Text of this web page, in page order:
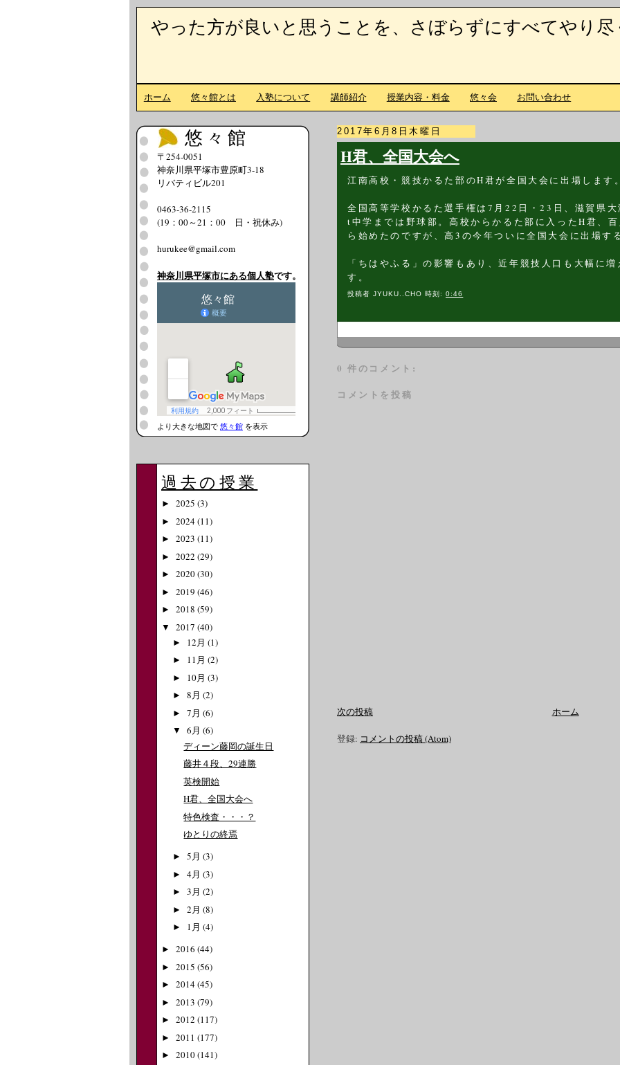
やった方が良いと思うことを、さぼらずにすべてやり尽
ホーム 悠々館とは 入塾について 講師紹介 授業内容・料金 悠々会 お問い合わせ
2017年6月8日木曜日
H君、全国大会へ
江南高校・競技かるた部のH君が全国大会に出場します
全国高等学校かるた選手権は7月22日・23日、滋賀県
t中学までは野球部。高校からかるた部に入ったH君、
ら始めたのですが、高3の今年ついに全国大会に出場す
「ちはやふる」の影響もあり、近年競技人口も大幅に
す。
投稿者JYUKU..CHO 時刻:0:46
0 件のコメント:
コメントを投稿
次の投稿 ホーム
登録: コメントの投稿 (Atom)
悠々館
〒254-0051
神奈川県平塚市豊原町3-18
リバティビル201
0463-36-2115
(19：00～21：00 日・祝休み)
hurukee@gmail.com
神奈川県平塚市にある個人塾です。
より大きな地図で 悠々館 を表示
過去の授業
► 2025 (3)
► 2024(11)
► 2023 (11)
► 2022 (29)
► 2020(30)
► 2019 (46)
► 2018 (59)
▼ 2017 (40)
► 12月 (1)
► 11月 (2)
► 10月 (3)
► 8月 (2)
► 7月 (6)
▼ 6月 (6)
ディーン藤岡の誕生日
藤井４段、29連勝
英検開始
H君、全国大会へ
特色検査・・・？
ゆとりの終焉
► 5月 (3)
► 4月 (3)
► 3月 (2)
► 2月 (8)
► 1月 (4)
► 2016 (44)
► 2015 (56)
► 2014(45)
► 2013 (79)
► 2012 (117)
► 2011 (177)
► 2010(141)